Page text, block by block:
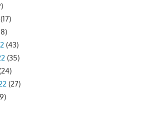
(17)
(43)
(35)
(27)